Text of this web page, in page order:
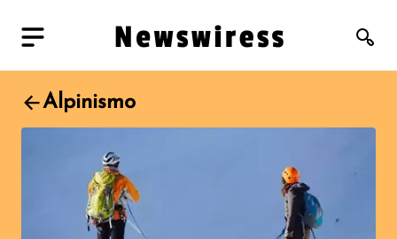
Alpinismo